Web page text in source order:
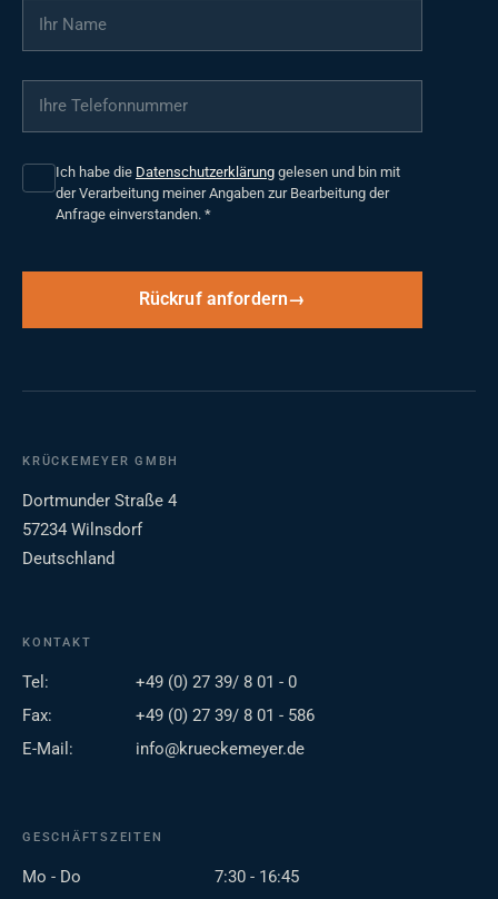
Ihr Name
Ihre Telefonnummer
Ich habe die Datenschutzerklärung gelesen und bin mit
der Verarbeitung meiner Angaben zur Bearbeitung der
Anfrage einverstanden. *
Rückruf anfordern
KRÜCKEMEYER GMBH
Dortmunder Straße 4
57234 Wilnsdorf
Deutschland
KONTAKT
Tel:
+49 (0) 27 39/ 8 01 - 0
Fax:
+49 (0) 27 39/ 8 01 - 586
E-Mail:
info@krueckemeyer.de
GESCHÄFTSZEITEN
Mo - Do
7:30 - 16:45